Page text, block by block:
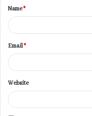
*Name*
Email*
Website